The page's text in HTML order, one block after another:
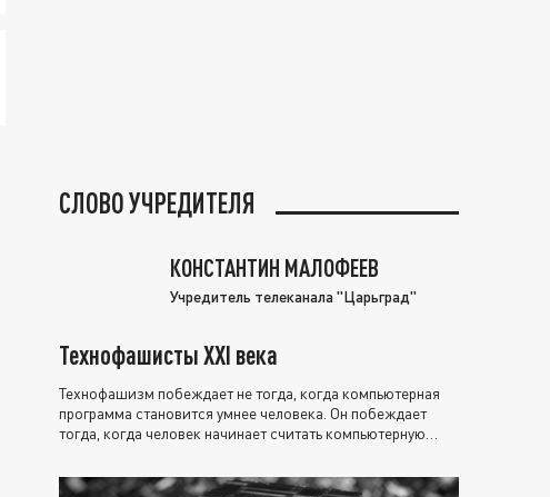
СЛОВО УЧРЕДИТЕЛЯ
КОНСТАНТИН МАЛОФЕЕВ
Учредитель телеканала "Царьград"
Технофашисты XXI века
Технофашизм побеждает не тогда, когда компьютерная
программа становится умнее человека. Он побеждает
тогда, когда человек начинает считать компьютерную